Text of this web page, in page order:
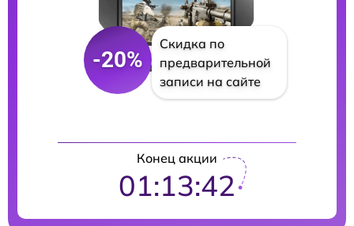
-20%
Скидка по
предварительной
записи на сайте
Конец акции
01:13:41